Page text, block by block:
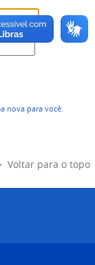
nova para você
Voltar para o topo